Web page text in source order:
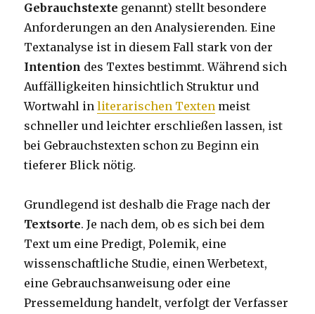
Gebrauchstexte genannt) stellt besondere
Anforderungen an den Analysierenden. Eine
Textanalyse ist in diesem Fall stark von der
Intention des Textes bestimmt. Während sich
Auffälligkeiten hinsichtlich Struktur und
Wortwahl inliterarischen Texten meist
schneller und leichter erschließen lassen, ist
bei Gebrauchstexten schon zu Beginn ein
tieferer Blick nötig.
Grundlegend ist deshalb die Frage nach der
Textsorte. Je nach dem, ob es sich bei dem
Text um eine Predigt, Polemik, eine
wissenschaftliche Studie, einen Werbetext,
eine Gebrauchsanweisung oder eine
Pressemeldung handelt, verfolgt der Verfasser